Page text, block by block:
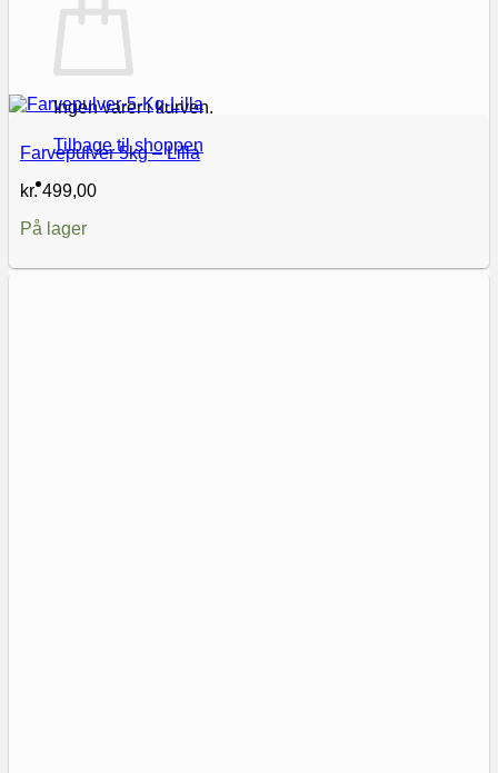
Ingen varer i kurven.
Tilbage til shoppen
Farvepulver 5kg – Lilla
kr.499,00
På lager